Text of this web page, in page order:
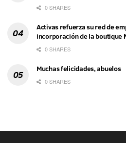
0 SHARES
Activas refuerza su red de
incorporación de la boutique
0 SHARES
Muchas felicidades, abuelos
0 SHARES